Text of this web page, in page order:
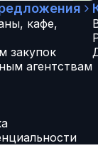
кафе,
закупок
агентствам